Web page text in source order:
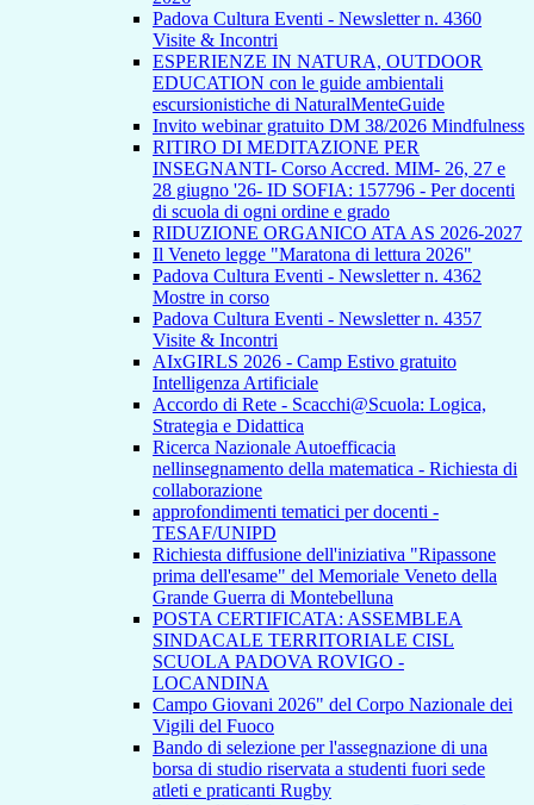
Padova Cultura Eventi - Newsletter n. 4360
Visite & Incontri
ESPERIENZE IN NATURA, OUTDOOR
EDUCATION con le guide ambientali
escursionistiche di NaturalMenteGuide
Invito webinar gratuito DM 38/2026 Mindfulness
RITIRO DI MEDITAZIONE PER
INSEGNANTI- Corso Accred. MIM- 26, 27 e
28 giugno '26- ID SOFIA: 157796 - Per docenti
di scuola di ogni ordine e grado
RIDUZIONE ORGANICO ATA AS 2026-2027
Il Veneto legge "Maratona di lettura 2026"
Padova Cultura Eventi - Newsletter n. 4362
Mostre in corso
Padova Cultura Eventi - Newsletter n. 4357
Visite & Incontri
AIxGIRLS 2026 - Camp Estivo gratuito
Intelligenza Artificiale
Accordo di Rete - Scacchi@Scuola: Logica,
Strategia e Didattica
Ricerca Nazionale Autoefficacia
nellinsegnamento della matematica - Richiesta di
collaborazione
approfondimenti tematici per docenti -
TESAF/UNIPD
Richiesta diffusione dell'iniziativa "Ripassone
prima dell'esame" del Memoriale Veneto della
Grande Guerra di Montebelluna
POSTA CERTIFICATA: ASSEMBLEA
SINDACALE TERRITORIALE CISL
SCUOLA PADOVA ROVIGO -
LOCANDINA
Campo Giovani 2026" del Corpo Nazionale dei
Vigili del Fuoco
Bando di selezione per l'assegnazione di una
borsa di studio riservata a studenti fuori sede
atleti e praticanti Rugby